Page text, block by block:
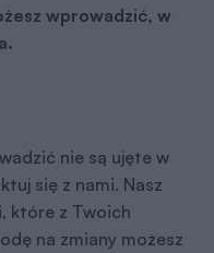
wprowadzić, w
nie są ujęte w
się z nami. Nasz
które z Twoich
na zmiany możesz